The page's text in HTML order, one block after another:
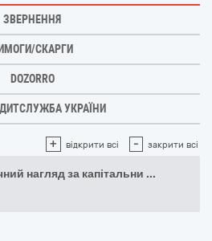
ЗВЕРНЕННЯ
СКАРГИ
DOZORRO
УКРАЇНИ
+ відкрити всі - закрити всі
нагляд за капітальни ...